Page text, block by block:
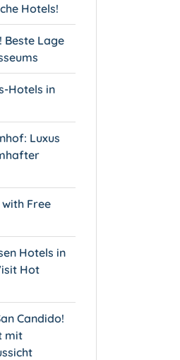
Hotels!
Beste Lage
Hotels in
Luxus
Free
Hotels in
Hot
Candido!
mit